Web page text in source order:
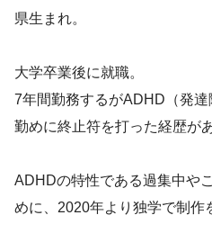
県生まれ。
大学卒業後に就職。
7年間勤務するがADHD（発
勤めに終止符を打った経歴が
ADHDの特性である過集中や
めに、2020年より独学で制作